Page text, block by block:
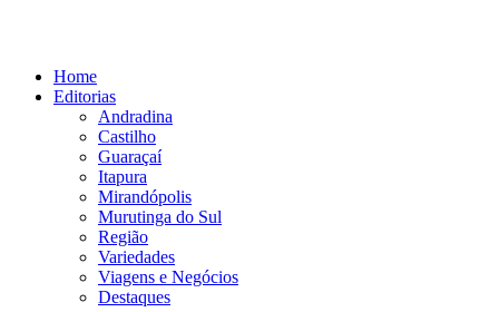
conteúdoHome
Editorias
Andradina
Castilho
Guaraçaí
Itapura
Mirandópolis
Murutinga do Sul
Região
Variedades
Viagens e Negócios
Destaques